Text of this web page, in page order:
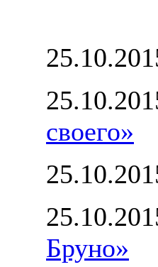
своего»
Бруно»